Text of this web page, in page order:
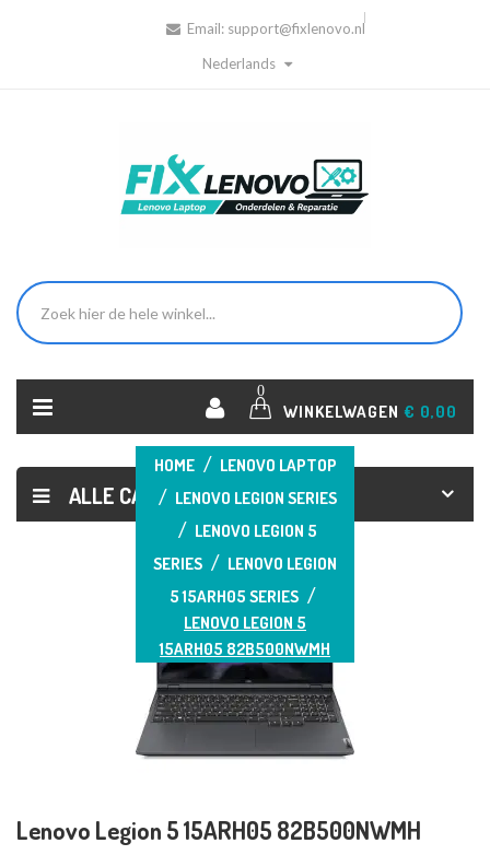
Email: support@fixlenovo.nl
Nederlands
0
WINKELWAGEN € 0,00
ALLE CATEGORIEËN
HOME
LENOVO LAPTOP
LENOVO LEGION SERIES
LENOVO LEGION 5
SERIES
LENOVO LEGION
5 15ARH05 SERIES
LENOVO LEGION 5
15ARH05 82B500NWMH
Lenovo Legion 5 15ARH05 82B500NWMH